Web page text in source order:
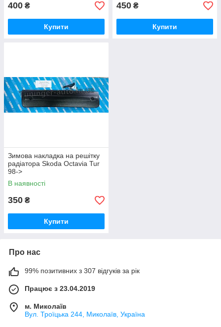
400 ₴
Купити
450 ₴
Купити
Зимова накладка на решітку
радіатора Skoda Octavia Tur
98->
В наявності
350 ₴
Купити
Про нас
99% позитивних з 307 відгуків за рік
Працює з 23.04.2019
м. Миколаїв
Вул. Троїцька 244, Миколаїв, Україна